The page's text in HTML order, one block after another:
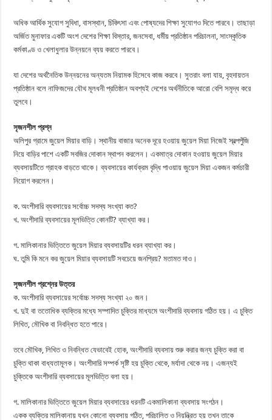
অধিক আর্থিক সুযোগ সুবিধা, বাসস্থান, চিকিৎসা এবং পোষ্যদের শিক্ষা সুযোগও দিতে পারবে। তাছাড়া
অর্জিত মুনাফার একটি অংশ দেশের শিক্ষা বিস্তার, জনসেবা, ধর্মীয় প্রতিষ্ঠান পরিচালনা, সাংস্কৃতিক
কর্মকাণ্ড ও খেলাধুলার উন্নয়নে ব্যয় করতে পারবে।
যা দেশের অর্থনৈতিক উন্নয়নের অন্যতম নিয়ামক হিসেবে কাজ করবে। সুতরাং বলা যায়, বৃহদায়তন
প্রতিষ্ঠান বলে নাফিজদের যৌথ মূলধনী প্রতিষ্ঠান অবশ্যই দেশের অর্থনীতিকে আরো বেশি সমৃদ্ধ করে
তুলবে।
সৃজনশীল প্রশ্ন
অলিপুর গ্রামে জুয়েল মিয়ার বাড়ি। স্থানীয় বাজার অনেক দূরে হওয়ায় জুয়েল মিয়া নিজেই স্বল্পপুঁজি
নিয়ে বাড়ির পাশে একটি সবজির দোকান স্থাপন করলেন। একমাত্র দোকান হওয়ায় জুয়েল মিয়ার
ব্যবসায়টিতে গ্রাহক বাড়তে থাকে। ব্যবসায়ের কার্যক্রম বৃদ্ধি পাওয়ায় জুয়েল মিয়া একজন কর্মচারী
নিয়োগ করলেন।
ক. অংশীদারি ব্যবসায়ের সর্বোচ্চ সদস্য সংখ্যা কত?
খ. অংশীদারি ব্যবসায়ের মূলভিত্তি কোনটি? ব্যাখ্যা কর।
গ. মালিকানার ভিত্তিতে জুয়েল মিয়ার ব্যবসায়টির ধরন ব্যাখ্যা কর।
ঘ. তুমি কি মনে কর জুয়েল মিয়ার ব্যবসায়টি সবচেয়ে জনপ্রিয়? মতামত দাও।
সৃজনশীল প্রশ্নের উত্তর
ক. অংশীদারি ব্যবসায়ের সর্বোচ্চ সদস্য সংখ্যা ২০ জন।
খ. দুই বা ততোধিক ব্যক্তির মধ্যে সম্পাদিত চুক্তির মাধ্যমে অংশীদারি ব্যবসায় গঠিত হয়। এ চুক্তি
লিখিত, মৌখিক বা নিবন্ধিত হতে পারে।
তবে মৌখিক, লিখিত ও নিবন্ধিত যেভাবেই হোক, অংশীদারি ব্যবসায় শুরু করার জন্য চুক্তি করা বা
চুক্তি থাকা বাধ্যতামূলক। অংশীদারি সম্পর্ক সৃষ্টি হয় চুক্তি থেকে, মর্যাদা থেকে নয়। এজন্যই
চুক্তিকে অংশীদারি ব্যবসায়ের মূলভিত্তি বলা হয়।
গ. মালিকানার ভিত্তিতে জুয়েল মিয়ার ব্যবসায়ের ধরনটি একমালিকানা ব্যবসায় সংগঠন।
একক ব্যক্তির মালিকানায় যখন কোনো ব্যবসায় গঠিত, পরিচালিত ও নিয়ন্ত্রিত হয় তখন তাকে